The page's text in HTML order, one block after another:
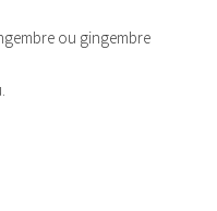
ou gingembre